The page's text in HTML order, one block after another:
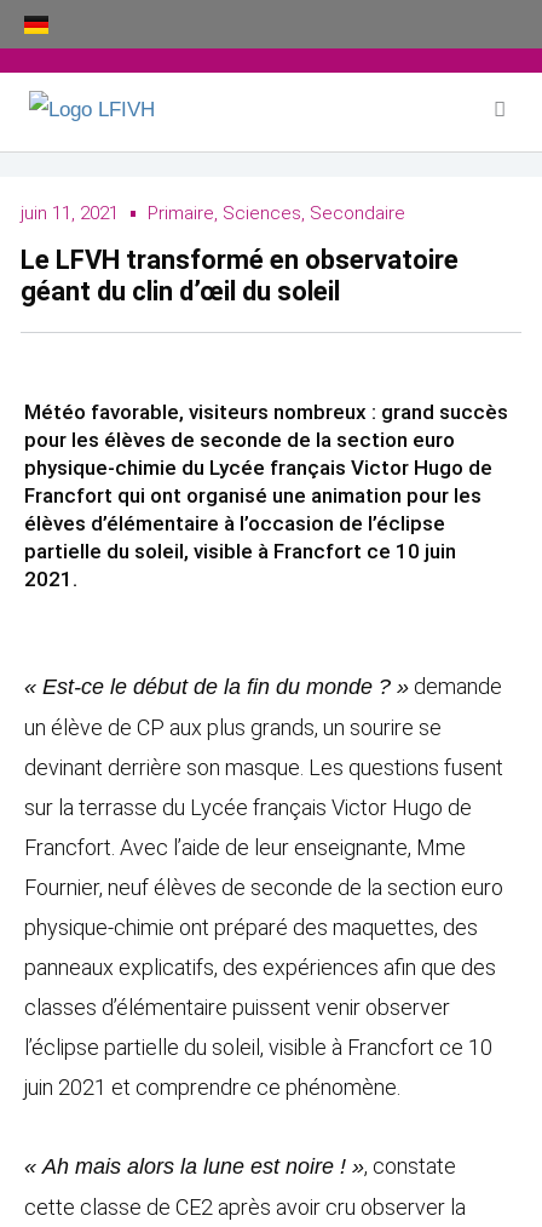
Aller
au
contenu
juin 11, 2021 Primaire, Sciences, Secondaire
Le LFVH transformé en observatoire
géant du clin d’œil du soleil
Météo favorable, visiteurs nombreux : grand succès
pour les élèves de seconde de la section euro
physique-chimie du Lycée français Victor Hugo de
Francfort qui ont organisé une animation pour les
élèves d’élémentaire à l’occasion de l’éclipse
partielle du soleil, visible à Francfort ce 10 juin
2021.
« Est-ce le début de la fin du monde ? » demande
un élève de CP aux plus grands, un sourire se
devinant derrière son masque. Les questions fusent
sur la terrasse du Lycée français Victor Hugo de
Francfort. Avec l’aide de leur enseignante, Mme
Fournier, neuf élèves de seconde de la section euro
physique-chimie ont préparé des maquettes, des
panneaux explicatifs, des expériences afin que des
classes d’élémentaire puissent venir observer
l’éclipse partielle du soleil, visible à Francfort ce 10
juin 2021 et comprendre ce phénomène.
« Ah mais alors la lune est noire ! », constate
cette classe de CE2 après avoir cru observer la